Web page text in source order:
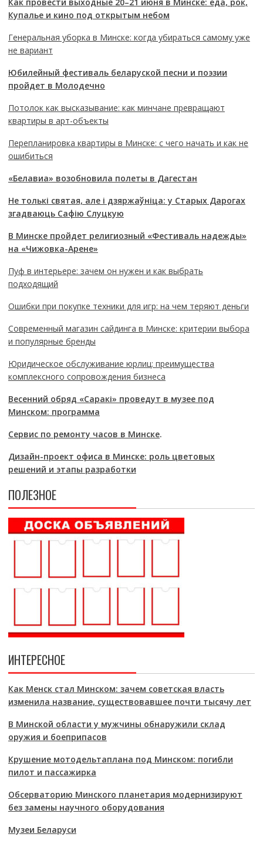
Купалье и кино под открытым небом
Генеральная уборка в Минске: когда убираться самому уже
не вариант
Юбилейный фестиваль беларуской песни и поэзии
пройдет в Молодечно
Потолок как высказывание: как минчане превращают
квартиры в арт-объекты
Перепланировка квартиры в Минске: с чего начать и как не
ошибиться
«Белавиа» возобновила полеты в Дагестан
Не толькі святая, але і дзяржаўніца: у Старых Дарогах
згадваюць Сафію Слуцкую
В Минске пройдет религиозный «Фестиваль надежды»
на «Чижовка-Арене»
Пуф в интерьере: зачем он нужен и как выбрать
подходящий
Ошибки при покупке техники для игр: на чем теряют деньги
Современный магазин сайдинга в Минске: критерии выбора
и популярные бренды
Юридическое обслуживание юрлиц: преимущества
комплексного сопровождения бизнеса
Весенний обряд «Саракі» проведут в музее под
Минском: программа
Сервис по ремонту часов в Минске.
Дизайн-проект офиса в Минске: роль цветовых
решений и этапы разработки
ПОЛЕЗНОЕ
ИНТЕРЕСНОЕ
Как Менск стал Минском: зачем советская власть
изменила название, существовавшее почти тысячу лет
В Минской области у мужчины обнаружили склад
оружия и боеприпасов
Крушение мотодельтаплана под Минском: погибли
пилот и пассажирка
Обсерваторию Минского планетария модернизируют
без замены научного оборудования
Музеи Беларуси